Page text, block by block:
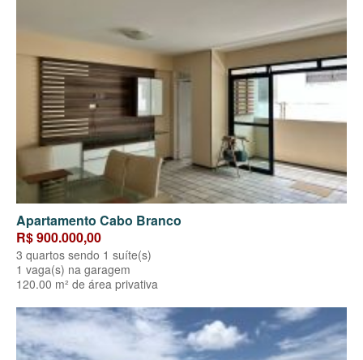
Apartamento Cabo Branco
R$ 900.000,00
3 quartos sendo 1 suíte(s)
1 vaga(s) na garagem
120.00 m² de área privativa